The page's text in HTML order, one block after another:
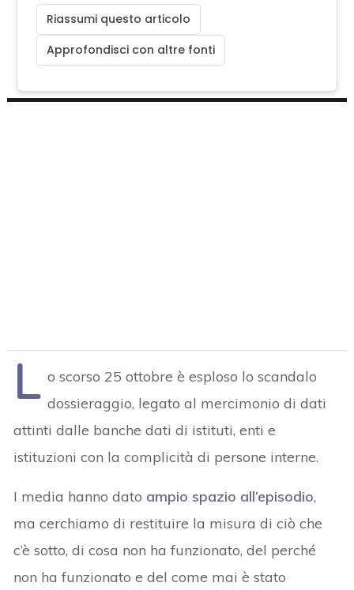
Riassumi questo articolo
Approfondisci con altre fonti
L o scorso 25 ottobre è esploso lo scandalo
dossieraggio, legato al mercimonio di dati
attinti dalle banche dati di istituti, enti e
istituzioni con la complicità di persone interne.
I media hanno dato ampio spazio all’episodio,
ma cerchiamo di restituire la misura di ciò che
c’è sotto, di cosa non ha funzionato, del perché
non ha funzionato e del come mai è stato